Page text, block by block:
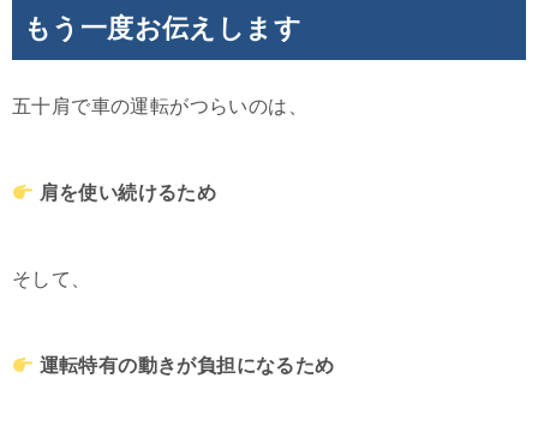
もう一度お伝えします
五十肩で車の運転がつらいのは、
肩を使い続けるため
そして、
運転特有の動きが負担になるため